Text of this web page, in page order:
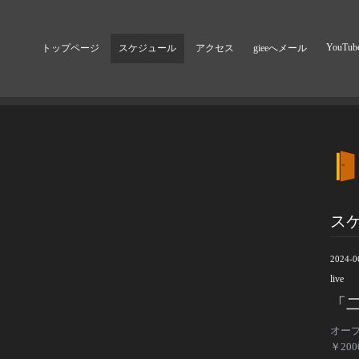
トップページ スケジュール アクセス gieeへメール
ス
2024-
live
「
オー
￥